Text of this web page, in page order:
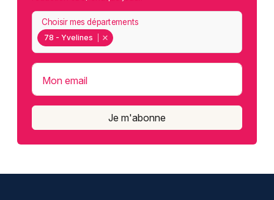
78 - Yvelines
Choisir mes départements
Mon email
Je m'abonne